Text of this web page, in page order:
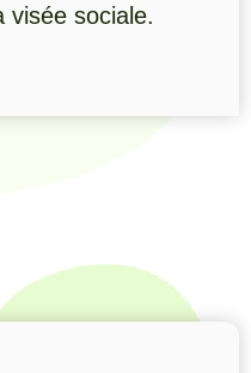
visée sociale.